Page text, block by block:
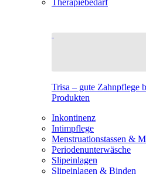
Therapiebedarf
Trisa – gute Zahnpflege
Produkten
Inkontinenz
Intimpflege
Menstruationstassen &
Periodenunterwäsche
Slipeinlagen
Slipeinlagen & Binden